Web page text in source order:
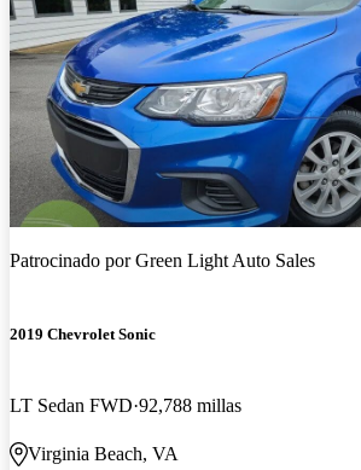
Patrocinado porGreen Light Auto Sales
2019 Chevrolet Sonic
LT Sedan FWD 92,788 millas
Virginia Beach, VA